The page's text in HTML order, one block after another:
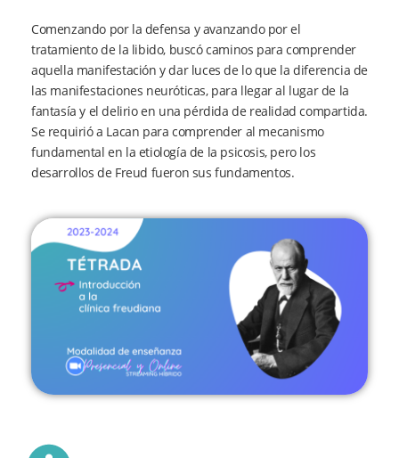
Comenzando por la defensa y avanzando por el
tratamiento de la libido, buscó caminos para comprender
aquella manifestación y dar luces de lo que la diferencia de
las manifestaciones neuróticas, para llegar al lugar de la
fantasía y el delirio en una pérdida de realidad compartida.
Se requirió a Lacan para comprender al mecanismo
fundamental en la etiología de la psicosis, pero los
desarrollos de Freud fueron sus fundamentos.